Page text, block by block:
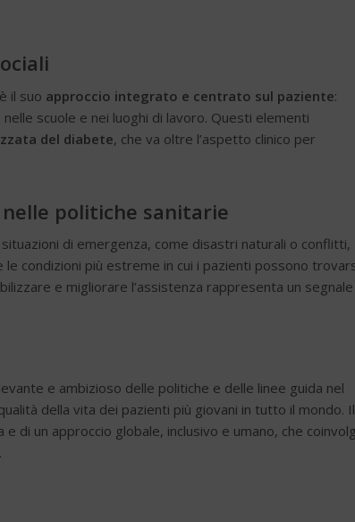
è il suo approccio integrato e centrato sul paziente:
scuole e nei luoghi di lavoro. Questi elementi
del diabete, che va oltre l’aspetto clinico per
politiche sanitarie
di emergenza, come disastri naturali o conflitti,
condizioni più estreme in cui i pazienti possono
e migliorare l’assistenza rappresenta un segnale
e ambizioso delle politiche e delle linee guida nel
della vita dei pazienti più giovani in tutto il mondo. Il
di un approccio globale, inclusivo e umano, che